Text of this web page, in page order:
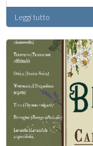
Leggi tutto